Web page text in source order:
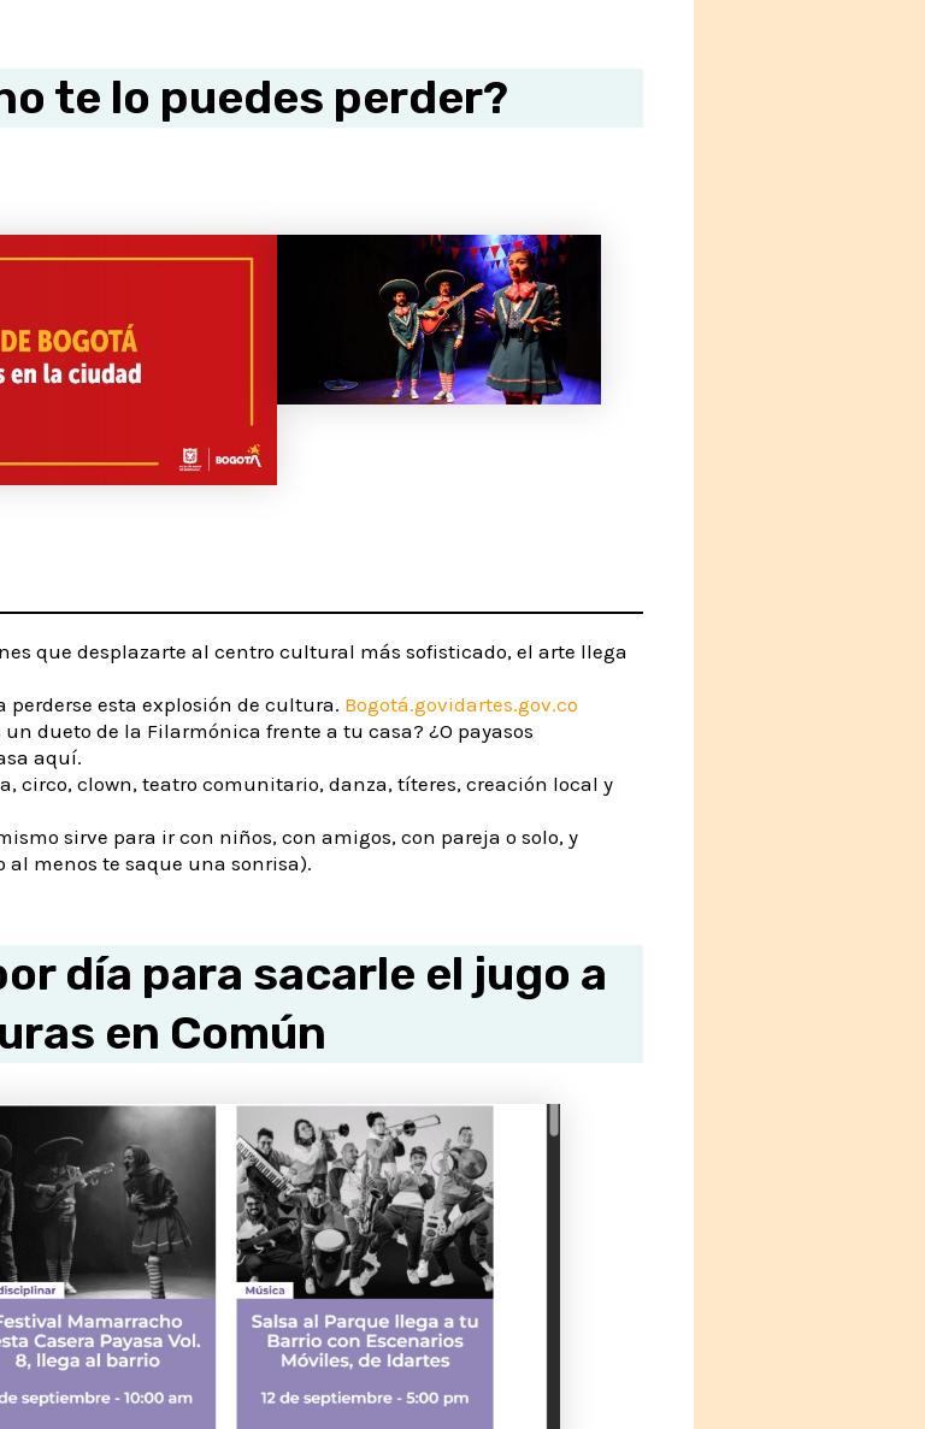
te lo puedes perder?
que desplazarte al centro cultural más sofisticado, el arte llega
perderse esta explosión de cultura. Bogotá.govidartes.gov.co
un dueto de la Filarmónica frente a tu casa? ¿O payasos
aquí.
circo, clown, teatro comunitario, danza, títeres, creación local y
sirve para ir con niños, con amigos, con pareja o solo, y
al menos te saque una sonrisa).
día para sacarle el jugo a
en Común